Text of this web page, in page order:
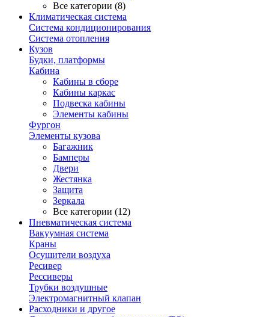
Все категории (8)
Климатическая система
Система кондиционирования
Система отопления
Кузов
Будки, платформы
Кабина
Кабины в сборе
Кабины каркас
Подвеска кабины
Элементы кабины
Фургон
Элементы кузова
Багажник
Бамперы
Двери
Жестянка
Защита
Зеркала
Все категории (12)
Пневматическая система
Вакуумная система
Краны
Осушители воздуха
Ресивер
Рессиверы
Трубки воздушные
Электромагнитный клапан
Расходники и другое